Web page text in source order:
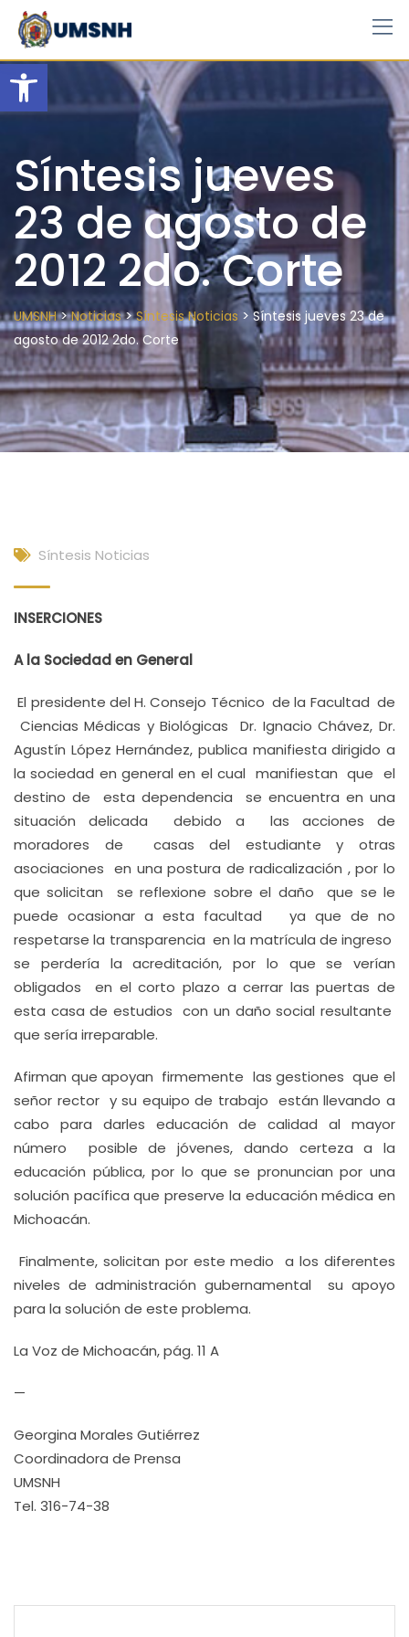
Open toolbar
Skip
content
Síntesis jueves
23 de agosto de
2012 2do. Corte
UMSNH>Noticias>Síntesis Noticias >Síntesis jueves 23 de
agosto de 2012 2do. Corte
Síntesis Noticias
INSERCIONES
A la Sociedad en General
El presidente del H. Consejo Técnico de la Facultad de
Ciencias Médicas y Biológicas Dr. Ignacio Chávez, Dr.
Agustín López Hernández, publica manifiesta dirigido a
la sociedad en general en el cual manifiestan que el
destino de esta dependencia se encuentra en una
situación delicada debido a las acciones de
moradores de casas del estudiante y otras
asociaciones en una postura de radicalización , por lo
que solicitan se reflexione sobre el daño que se le
puede ocasionar a esta facultad ya que de no
respetarse la transparencia en la matrícula de ingreso
se perdería la acreditación, por lo que se verían
obligados en el corto plazo a cerrar las puertas de
esta casa de estudios con un daño social resultante
que sería irreparable.
Afirman que apoyan firmemente las gestiones que el
señor rector y su equipo de trabajo están llevando a
cabo para darles educación de calidad al mayor
número posible de jóvenes, dando certeza a la
educación pública, por lo que se pronuncian por una
solución pacífica que preserve la educación médica en
Michoacán.
Finalmente, solicitan por este medio a los diferentes
niveles de administración gubernamental su apoyo
para la solución de este problema.
La Voz de Michoacán, pág. 11 A
—
Georgina Morales Gutiérrez
Coordinadora de Prensa
UMSNH
Tel. 316-74-38